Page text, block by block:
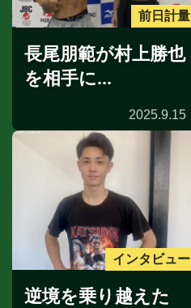
前日計量
長尾朋範が村上勝也
を相手に...
2025.9.15
インタビュー
逆境を乗り越えた